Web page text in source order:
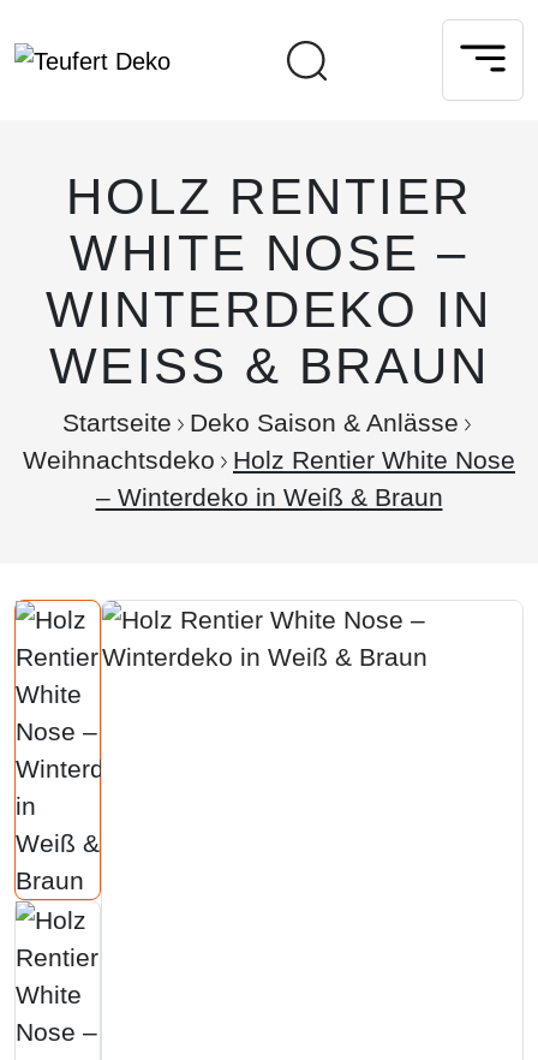
HOLZ RENTIER
WHITE NOSE –
WINTERDEKO IN
WEISS & BRAUN
Startseite
Deko Saison & Anlässe
Weihnachtsdeko
Holz Rentier White Nose
– Winterdeko in Weiß & Braun